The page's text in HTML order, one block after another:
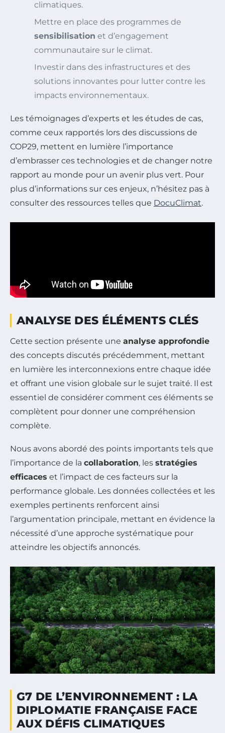
climatiques.
Mettre en place des programmes de
sensibilisation et d’engagement
communautaire sur le climat.
Investir dans des infrastructures et des
solutions innovantes pour lutter contre les
impacts environnementaux.
Les témoignages d’experts et les études de cas,
comme ceux rapportés lors des discussions de
COP29, mettent en lumière l’importance
d’embrasser ces technologies et de changer notre
rapport au monde pour un avenir plus vert. Pour
plus d’informations sur ces enjeux, n’hésitez pas à
consulter des ressources telles que DocuClimat.
ANALYSE DES ÉLÉMENTS CLÉS
Cette section présente une analyse approfondie
des concepts discutés précédemment, mettant
en lumière les interconnexions entre chaque idée
et offrant une vision globale sur le sujet traité. Il est
essentiel de considérer comment ces éléments se
complètent pour donner une compréhension
complète.
Nous avons abordé des points importants tels que
l’importance de la collaboration, les stratégies
efficaces et l’impact de ces facteurs sur la
performance globale. Les données collectées et les
exemples pertinents renforcent ainsi
l’argumentation principale, mettant en évidence la
nécessité d’une approche systématique pour
atteindre les objectifs annoncés.
G7 DE L’ENVIRONNEMENT : LA
DIPLOMATIE FRANÇAISE FACE
AUX DÉFIS CLIMATIQUES